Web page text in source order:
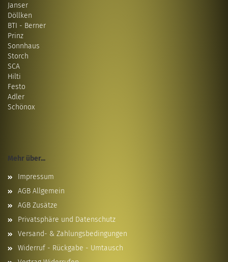
Janser
Döllken
BTI - Berner
Prinz
Sonnhaus
Storch
SCA
Hilti
Festo
Adler
Schönox
Mehr über...
Impressum
AGB Allgemein
AGB Zusätze
Privatsphäre und Datenschutz
Versand- & Zahlungsbedingungen
Widerruf - Rückgabe - Umtausch